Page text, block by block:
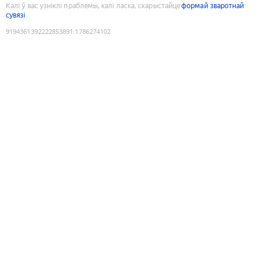
Калі ў вас узніклі праблемы, калі ласка, скарыстайцеформай зваротнай
сувязі
9194361392222853891 :1786274102